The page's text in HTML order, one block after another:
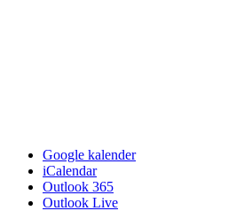
Google kalender
iCalendar
Outlook 365
Outlook Live